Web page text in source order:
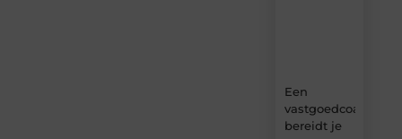
Een
vastgoedcoach
bereidt je